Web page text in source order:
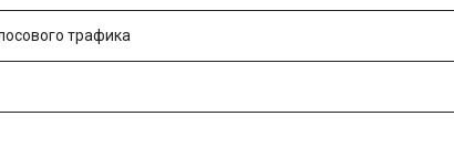
трафика